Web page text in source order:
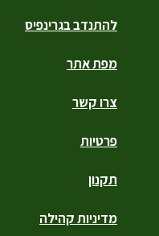
להתנדב בגרינפיס
מפת אתר
צרו קשר
פרטיות
תקנון
מדיניות קהילה